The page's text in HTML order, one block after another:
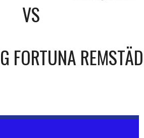
VS
FORTUNA